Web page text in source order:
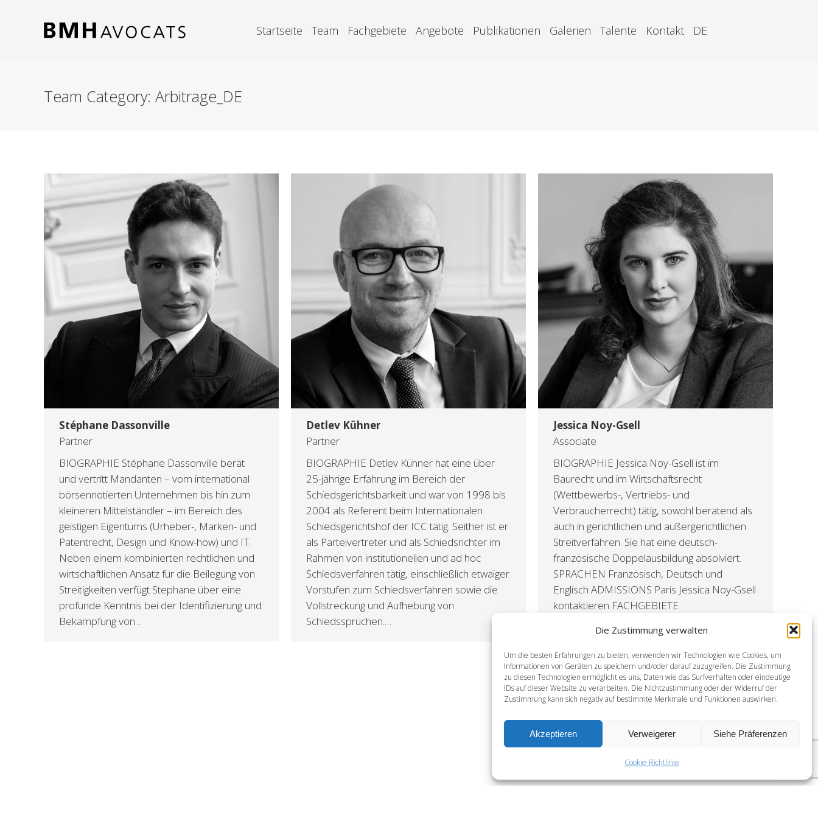
Die Zustimmung verwalten
Um die besten Erfahrungen zu bieten, verwenden wir Technologien wie Cookies, um
Informationen von Geräten zu speichern und/oder darauf zuzugreifen. Die Zustimmung
zu diesen Technologien ermöglicht es uns, Daten wie das Surfverhalten oder eindeutige
IDs auf dieser Website zu verarbeiten. Die Nichtzustimmung oder der Widerruf der
Zustimmung kann sich negativ auf bestimmte Merkmale und Funktionen auswirken.
Akzeptieren Verweigerer Siehe Präferenzen
Cookie-Richtlinie
Startseite Team Fachgebiete Angebote Publikationen Galerien Talente Kontakt DE
Team Category: Arbitrage_DE
Stéphane Dassonville
Partner
BIOGRAPHIE Stéphane Dassonville berät
und vertritt Mandanten – vom international
börsennotierten Unternehmen bis hin zum
kleineren Mittelständler – im Bereich des
geistigen Eigentums (Urheber-, Marken- und
Patentrecht, Design und Know-how) und IT.
Neben einem kombinierten rechtlichen und
wirtschaftlichen Ansatz für die Beilegung von
Streitigkeiten verfügt Stephane über eine
profunde Kenntnis bei der Identifizierung und
Bekämpfung von…
Detlev Kühner
Partner
BIOGRAPHIE Detlev Kühner hat eine über
25-jährige Erfahrung im Bereich der
Schiedsgerichtsbarkeit und war von 1998 bis
2004 als Referent beim Internationalen
Schiedsgerichtshof der ICC tätig. Seither ist er
als Parteivertreter und als Schiedsrichter im
Rahmen von institutionellen und ad hoc
Schiedsverfahren tätig, einschließlich etwaiger
Vorstufen zum Schiedsverfahren sowie die
Vollstreckung und Aufhebung von
Schiedssprüchen.…
Jessica Noy-Gsell
Associate
BIOGRAPHIE Jessica Noy-Gsell ist im
Baurecht und im Wirtschaftsrecht
(Wettbewerbs-, Vertriebs- und
Verbraucherrecht) tätig, sowohl beratend als
auch in gerichtlichen und außergerichtlichen
Streitverfahren. Sie hat eine deutsch-
französische Doppelausbildung absolviert.
SPRACHEN Französisch, Deutsch und
Englisch ADMISSIONS Paris Jessica Noy-Gsell
kontaktieren FACHGEBIETE
VERHANDLUNGSFÜHRUNG VERTRÄGE /
WETTBEWERB / VERBRAUCHERSCHUTZ
GEWERBLICHE MIETVERTRÄGE /
BAUWESEN AUSBILDUNG…
DISCLAMERS-PRIVACY & COOKIES STATEMENT